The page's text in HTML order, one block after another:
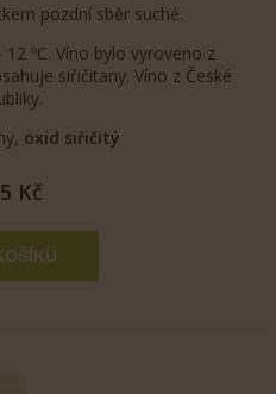
pozdní sběr suché.
ºC. Víno bylo vyroveno z
siřičitany. Víno z České
oxid siřičitý
Kč